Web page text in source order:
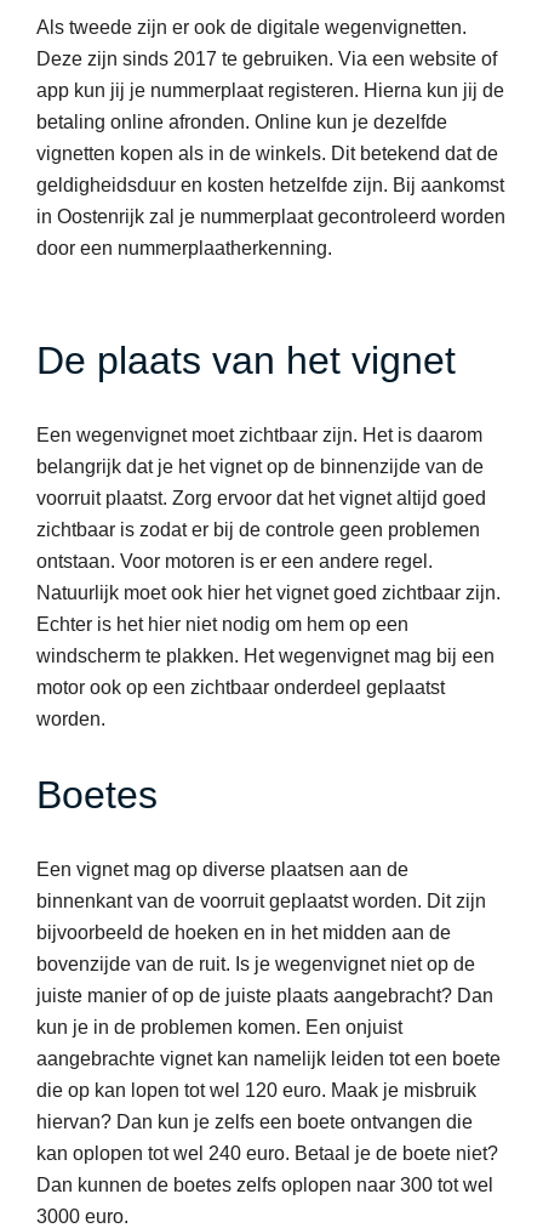
Als tweede zijn er ook de digitale wegenvignetten.
Deze zijn sinds 2017 te gebruiken. Via een website of
app kun jij je nummerplaat registeren. Hierna kun jij de
betaling online afronden. Online kun je dezelfde
vignetten kopen als in de winkels. Dit betekend dat de
geldigheidsduur en kosten hetzelfde zijn. Bij aankomst
in Oostenrijk zal je nummerplaat gecontroleerd worden
door een nummerplaatherkenning.
De plaats van het vignet
Een wegenvignet moet zichtbaar zijn. Het is daarom
belangrijk dat je het vignet op de binnenzijde van de
voorruit plaatst. Zorg ervoor dat het vignet altijd goed
zichtbaar is zodat er bij de controle geen problemen
ontstaan. Voor motoren is er een andere regel.
Natuurlijk moet ook hier het vignet goed zichtbaar zijn.
Echter is het hier niet nodig om hem op een
windscherm te plakken. Het wegenvignet mag bij een
motor ook op een zichtbaar onderdeel geplaatst
worden.
Boetes
Een vignet mag op diverse plaatsen aan de
binnenkant van de voorruit geplaatst worden. Dit zijn
bijvoorbeeld de hoeken en in het midden aan de
bovenzijde van de ruit. Is je wegenvignet niet op de
juiste manier of op de juiste plaats aangebracht? Dan
kun je in de problemen komen. Een onjuist
aangebrachte vignet kan namelijk leiden tot een boete
die op kan lopen tot wel 120 euro. Maak je misbruik
hiervan? Dan kun je zelfs een boete ontvangen die
kan oplopen tot wel 240 euro. Betaal je de boete niet?
Dan kunnen de boetes zelfs oplopen naar 300 tot wel
3000 euro.